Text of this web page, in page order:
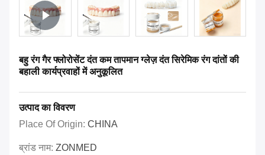
बहु रंग गैर फ्लोरोसेंट दंत कम तापमान ग्लेज़ दंत सिरेमिक रंग दांतों की
बहाली कार्यप्रवाहों में अनुकूलित
उत्पाद का विवरण
Place Of Origin: CHINA
ब्रांड नाम: ZONMED